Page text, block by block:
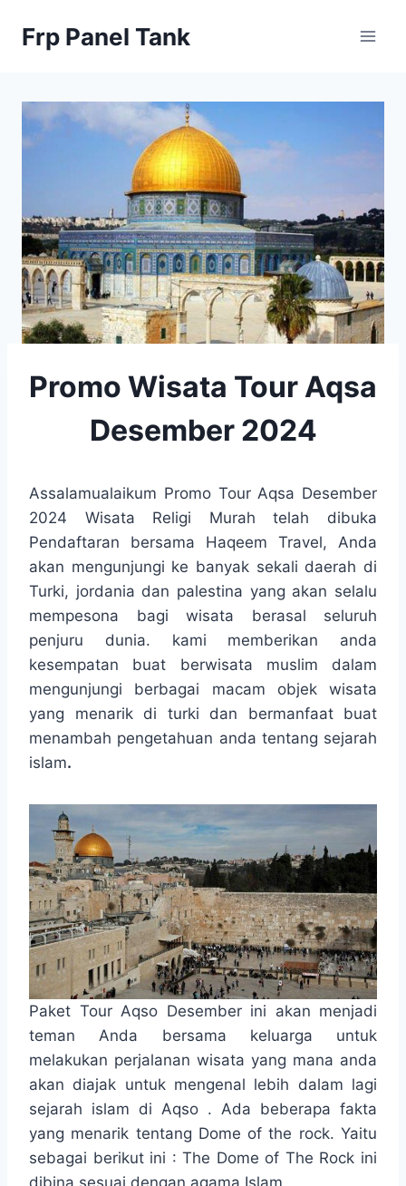
Frp Panel Tank
Promo Wisata Tour Aqsa
Desember 2024
Assalamualaikum Promo Tour Aqsa Desember
2024 Wisata Religi Murah telah dibuka
Pendaftaran bersama Haqeem Travel, Anda
akan mengunjungi ke banyak sekali daerah di
Turki, jordania dan palestina yang akan selalu
mempesona bagi wisata berasal seluruh
penjuru dunia. kami memberikan anda
kesempatan buat berwisata muslim dalam
mengunjungi berbagai macam objek wisata
yang menarik di turki dan bermanfaat buat
menambah pengetahuan anda tentang sejarah
islam.
Paket Tour Aqso Desember ini akan menjadi
teman Anda bersama keluarga untuk
melakukan perjalanan wisata yang mana anda
akan diajak untuk mengenal lebih dalam lagi
sejarah islam di Aqso . Ada beberapa fakta
yang menarik tentang Dome of the rock. Yaitu
sebagai berikut ini : The Dome of The Rock ini